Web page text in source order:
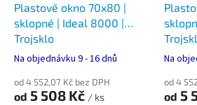
Plastové okno 70x80 |
sklopné | Ideal 8000 |
Trojsklo
Na objednávku 9 - 16 dnů
od 4 552,07 Kč bez DPH
od 5 508 Kč / ks
Na
od 4
od 5